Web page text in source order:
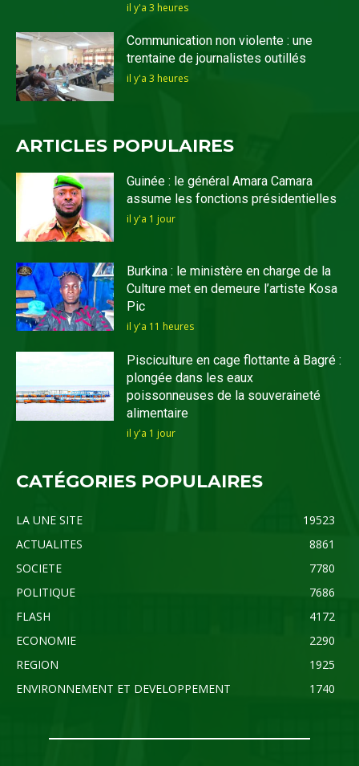
il y'a 3 heures
Communication non violente : une
trentaine de journalistes outillés
il y'a 3 heures
ARTICLES POPULAIRES
Guinée : le général Amara Camara
assume les fonctions présidentielles
il y'a 1 jour
Burkina : le ministère en charge de la
Culture met en demeure l’artiste Kosa
Pic
il y'a 11 heures
Pisciculture en cage flottante à Bagré :
plongée dans les eaux
poissonneuses de la souveraineté
alimentaire
il y'a 1 jour
CATÉGORIES POPULAIRES
LA UNE SITE
19523
ACTUALITES
8861
SOCIETE
7780
POLITIQUE
7686
FLASH
4172
ECONOMIE
2290
REGION
1925
ENVIRONNEMENT ET DEVELOPPEMENT
1740